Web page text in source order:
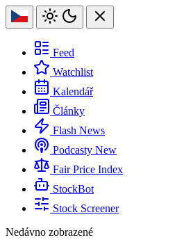
Feed
Watchlist
Kalendář
Články
Flash News
Podcasty New
Fair Price Index
StockBot
Stock Screener
Nedávno zobrazené